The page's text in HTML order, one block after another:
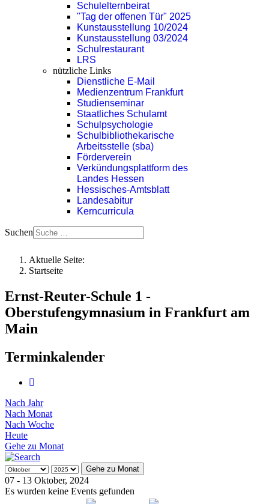
Schulelternbeirat
"Tag der offenen Tür" 2025
Kunstausstellung 10/2024
Kunstausstellung 03/2024
Schulrestaurant
LRS
nützliche Links
Dienstliche E-Mail
Medienzentrum Frankfurt
Studienseminar
Staatliches Schulamt
Schulpsychologie
Schulbibliothekarische
Arbeitsstelle (sba)
Förderverein
Verkündungsplattform des
Landes Hessen
Hessisches-Amtsblatt
Landesabitur
Kerncurricula
Suchen
Aktuelle Seite:
Startseite
Ernst-Reuter-Schule 1 -
Oberstufengymnasium in Frankfurt am
Main
Terminkalender
Nach Jahr
Nach Monat
Nach Woche
Heute
Gehe zu Monat
Gehe zu Monat
07 - 13 Oktober, 2024
Es wurden keine Events gefunden